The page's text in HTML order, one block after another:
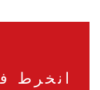
انخرط